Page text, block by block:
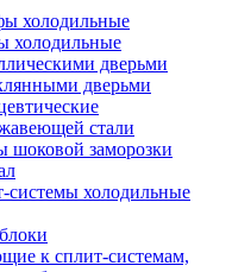
холодильные
холодильные
дверьми
дверьми
стали
заморозки
холодильные
к сплит-системам,